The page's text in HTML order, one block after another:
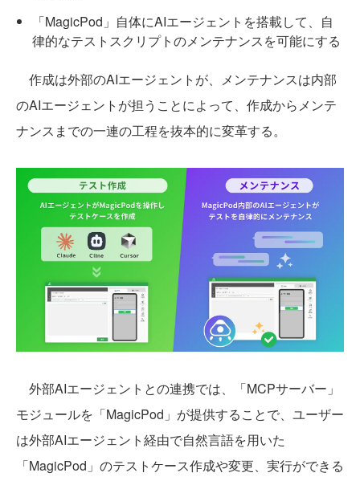
「MagicPod」自体にAIエージェントを搭載して、自
律的なテストスクリプトのメンテナンスを可能にする
作成は外部のAIエージェントが、メンテナンスは内部
のAIエージェントが担うことによって、作成からメンテ
ナンスまでの一連の工程を抜本的に変革する。
外部AIエージェントとの連携では、「MCPサーバー」
モジュールを「MagicPod」が提供することで、ユーザー
は外部AIエージェント経由で自然言語を用いた
「MagicPod」のテストケース作成や変更、実行ができる